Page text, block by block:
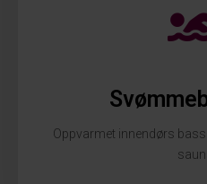
Oppvarmet innendørs